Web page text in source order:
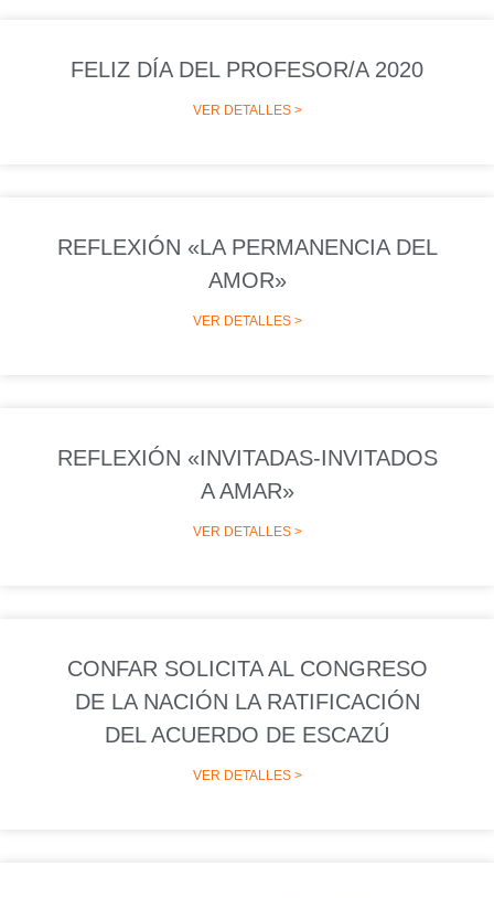
FELIZ DÍA DEL PROFESOR/A 2020
VER DETALLES >
REFLEXIÓN «LA PERMANENCIA DEL
AMOR»
VER DETALLES >
REFLEXIÓN «INVITADAS-INVITADOS
A AMAR»
VER DETALLES >
CONFAR SOLICITA AL CONGRESO
DE LA NACIÓN LA RATIFICACIÓN
DEL ACUERDO DE ESCAZÚ
VER DETALLES >